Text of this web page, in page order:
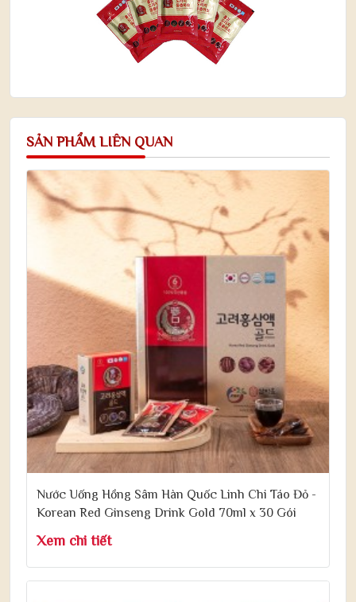
SẢN PHẨM LIÊN QUAN
Nước Uống Hồng Sâm Hàn Quốc Linh Chi Táo Đỏ -
Korean Red Ginseng Drink Gold 70ml x 30 Gói
Xem chi tiết